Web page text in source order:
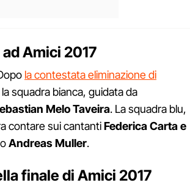
Amici 2017
la contestata eliminazione di
squadra bianca, guidata da
Melo Taveira. La squadra blu,
contare sui cantantiFederica Carta e
Andreas Muller.
finale di Amici 2017